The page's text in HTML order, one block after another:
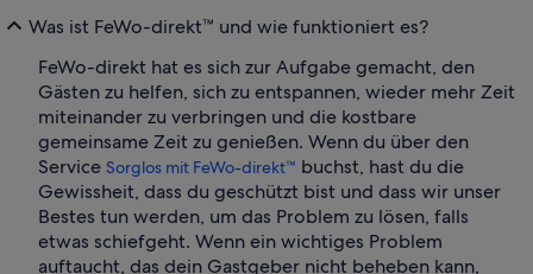
Was ist FeWo-direkt™ und wie funktioniert es?
FeWo-direkt hat es sich zur Aufgabe gemacht, den
Gästen zu helfen, sich zu entspannen, wieder mehr Zeit
miteinander zu verbringen und die kostbare
gemeinsame Zeit zu genießen. Wenn du über den
Service Sorglos mit FeWo-direkt™ buchst, hast du die
Gewissheit, dass du geschützt bist und dass wir unser
Bestes tun werden, um das Problem zu lösen, falls
etwas schiefgeht. Wenn ein wichtiges Problem
auftaucht, das dein Gastgeber nicht beheben kann,